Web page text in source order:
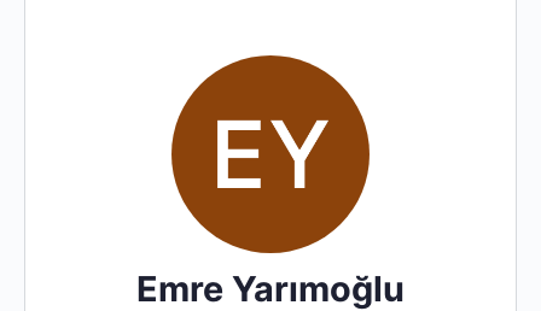
Emre Yarımoğlu